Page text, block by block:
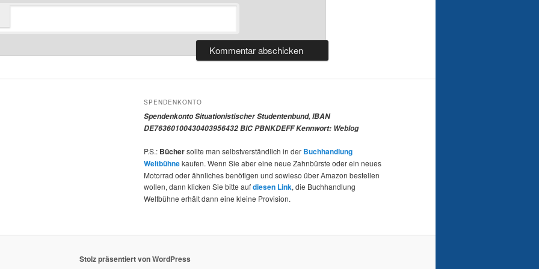
SPENDENKONTO
Spendenkonto Situationistischer Studentenbund, IBAN
DE76360100430403956432 BIC PBNKDEFF Kennwort: Weblog
P.S.: Büchersollte man selbstverständlich in der Buchhandlung
Weltbühnekaufen. Wenn Sie aber eine neue Zahnbürste oder ein neues
Motorrad oder ähnliches benötigen und sowieso über Amazon bestellen
wollen, dann klicken Sie bitte aufdiesen Link, die Buchhandlung
Weltbühne erhält dann eine kleine Provision.
Stolz präsentiert von WordPress